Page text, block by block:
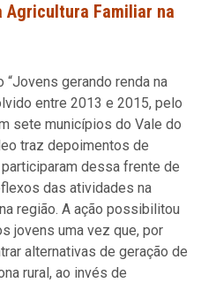
Agricultura Familiar na
gerando renda na
entre 2013 e 2015, pelo
sete municípios do Vale do
traz depoimentos de
dessa frente de
das atividades na
região. A ação possibilitou
jovens uma vez que, por
alternativas de geração de
rural, ao invés de